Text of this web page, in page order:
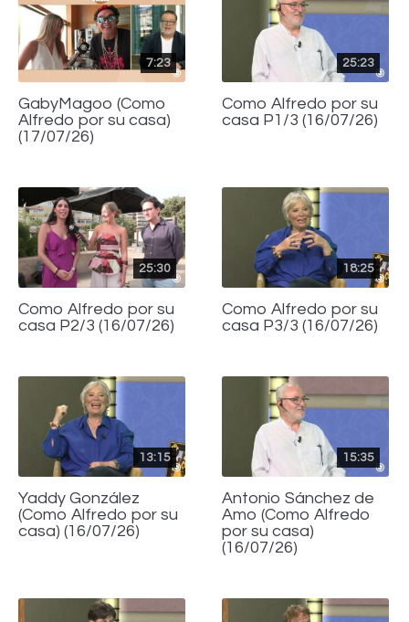
7:23
GabyMagoo (Como
Alfredo por su casa)
(17/07/26)
25:23
Como Alfredo por su
casa P1/3 (16/07/26)
25:30
Como Alfredo por su
casa P2/3 (16/07/26)
18:25
Como Alfredo por su
casa P3/3 (16/07/26)
13:15
Yaddy González
(Como Alfredo por su
casa) (16/07/26)
15:35
Antonio Sánchez de
Amo (Como Alfredo
por su casa)
(16/07/26)